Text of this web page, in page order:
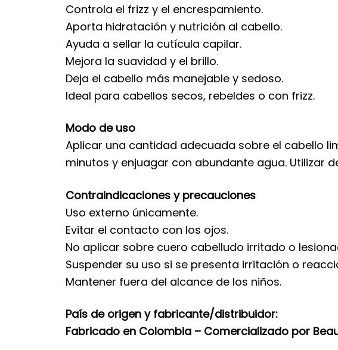
Controla el frizz y el encrespamiento.
Aporta hidratación y nutrición al cabello.
Ayuda a sellar la cutícula capilar.
Mejora la suavidad y el brillo.
Deja el cabello más manejable y sedoso.
Ideal para cabellos secos, rebeldes o con frizz.
Modo de uso
Aplicar una cantidad adecuada sobre el cabello
minutos y enjuagar con abundante agua. Utilizar
Contraindicaciones y precauciones
Uso externo únicamente.
Evitar el contacto con los ojos.
No aplicar sobre cuero cabelludo irritado o
Suspender su uso si se presenta irritación o
Mantener fuera del alcance de los niños.
País de origen y fabricante/distribuidor:
Fabricado en Colombia – Comercializado por